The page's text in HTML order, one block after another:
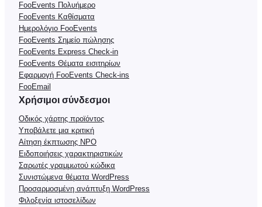
FooEvents Πολυήμερο
FooEvents Καθίσματα
Ημερολόγιο FooEvents
FooEvents Σημείο πώλησης
FooEvents Express Check-in
FooEvents Θέματα εισιτηρίων
Εφαρμογή FooEvents Check-ins
FooEmail
Χρήσιμοι σύνδεσμοι
Οδικός χάρτης προϊόντος
Υποβάλετε μια κριτική
Αίτηση έκπτωσης NPO
Ειδοποιήσεις χαρακτηριστικών
Σαρωτές γραμμωτού κώδικα
Συνιστώμενα θέματα WordPress
Προσαρμοσμένη ανάπτυξη WordPress
Φιλοξενία ιστοσελίδων